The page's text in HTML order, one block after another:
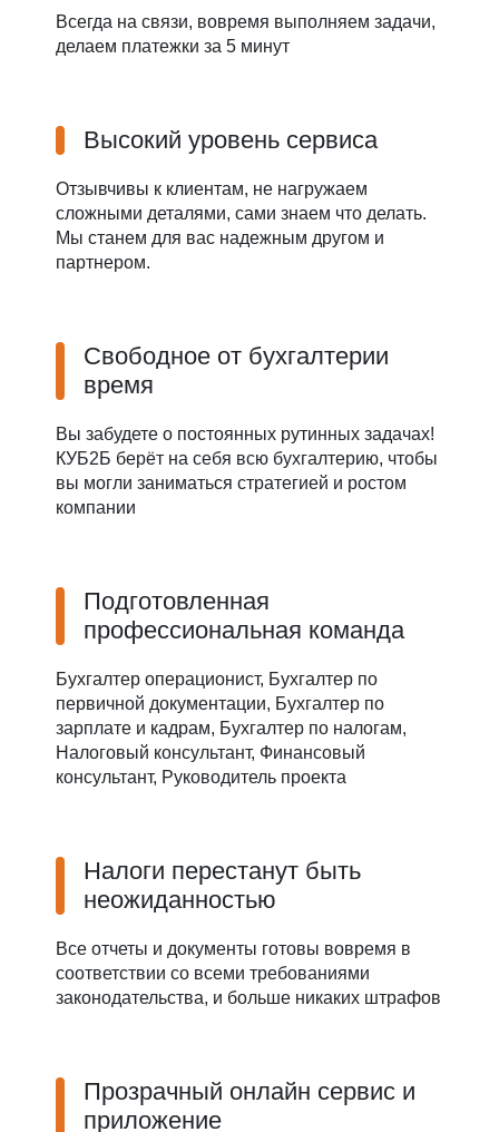
Всегда на связи, вовремя выполняем задачи,
делаем платежки за 5 минут
Высокий уровень сервиса
Отзывчивы к клиентам, не нагружаем
сложными деталями, сами знаем что делать.
Мы станем для вас надежным другом и
партнером.
Свободное от бухгалтерии
время
Вы забудете о постоянных рутинных задачах!
КУБ2Б берёт на себя всю бухгалтерию, чтобы
вы могли заниматься стратегией и ростом
компании
Подготовленная
профессиональная команда
Бухгалтер операционист, Бухгалтер по
первичной документации, Бухгалтер по
зарплате и кадрам, Бухгалтер по налогам,
Налоговый консультант, Финансовый
консультант, Руководитель проекта
Налоги перестанут быть
неожиданностью
Все отчеты и документы готовы вовремя в
соответствии со всеми требованиями
законодательства, и больше никаких штрафов
Прозрачный онлайн сервис и
приложение